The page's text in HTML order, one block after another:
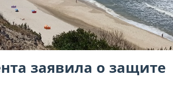
заявила о защите